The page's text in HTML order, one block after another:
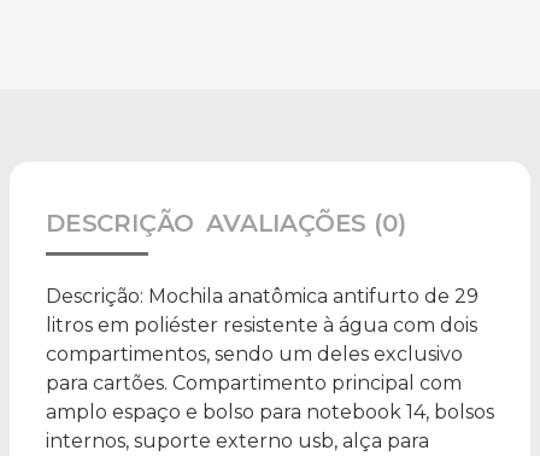
DESCRIÇÃO AVALIAÇÕES (0)
Descrição: Mochila anatômica antifurto de 29
litros em poliéster resistente à água com dois
compartimentos, sendo um deles exclusivo
para cartões. Compartimento principal com
amplo espaço e bolso para notebook 14, bolsos
internos, suporte externo usb, alça para